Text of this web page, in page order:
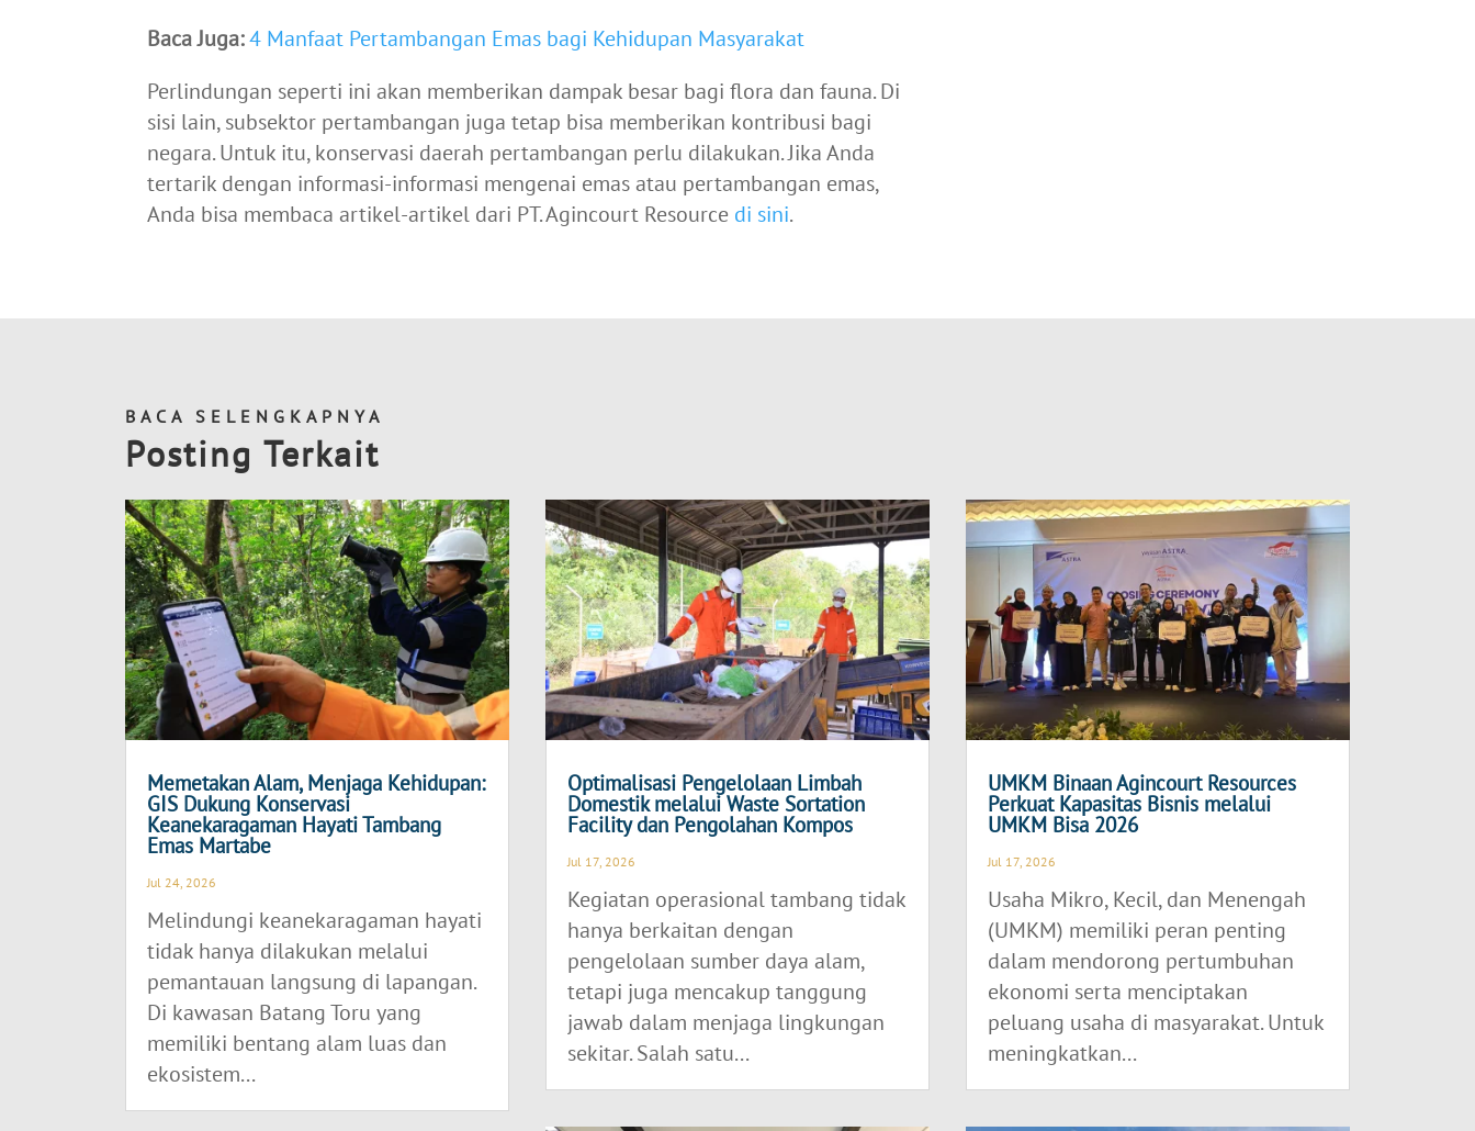
Baca Juga:4 Manfaat Pertambangan Emas bagi Kehidupan Masyarakat
Perlindungan seperti ini akan memberikan dampak besar bagi flora dan fauna. Di
sisi lain, subsektor pertambangan juga tetap bisa memberikan kontribusi bagi
negara. Untuk itu, konservasi daerah pertambangan perlu dilakukan. Jika Anda
tertarik dengan informasi-informasi mengenai emas atau pertambangan emas,
Anda bisa membaca artikel-artikel dari PT. Agincourt Resource di sini.
BACA SELENGKAPNYA
Posting Terkait
Memetakan Alam, Menjaga Kehidupan:
GIS Dukung Konservasi
Keanekaragaman Hayati Tambang
Emas Martabe
Jul 24, 2026
Melindungi keanekaragaman hayati
tidak hanya dilakukan melalui
pemantauan langsung di lapangan.
Di kawasan Batang Toru yang
memiliki bentang alam luas dan
ekosistem...
Optimalisasi Pengelolaan Limbah
Domestik melalui Waste Sortation
Facility dan Pengolahan Kompos
Jul 17, 2026
Kegiatan operasional tambang tidak
hanya berkaitan dengan
pengelolaan sumber daya alam,
tetapi juga mencakup tanggung
jawab dalam menjaga lingkungan
sekitar. Salah satu...
UMKM Binaan Agincourt Resources
Perkuat Kapasitas Bisnis melalui
UMKM Bisa 2026
Jul 17, 2026
Usaha Mikro, Kecil, dan Menengah
(UMKM) memiliki peran penting
dalam mendorong pertumbuhan
ekonomi serta menciptakan
peluang usaha di masyarakat. Untuk
meningkatkan...